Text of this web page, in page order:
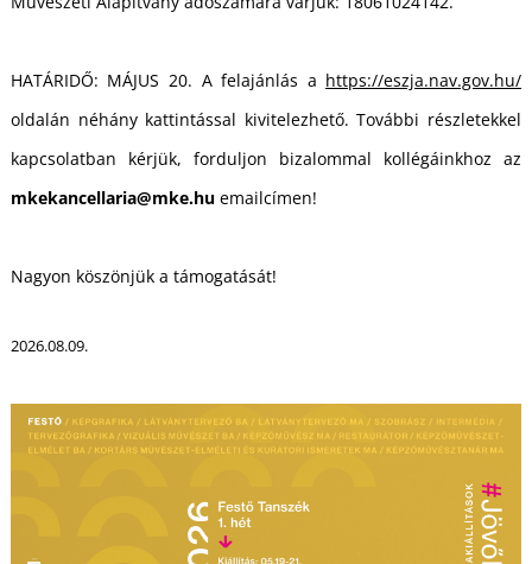
HATÁRIDŐ: MÁJUS 20. A felajánlás a https://eszja.nav.gov.hu/
oldalán néhány kattintással kivitelezhető. További részletekkel
kapcsolatban kérjük, forduljon bizalommal kollégáinkhoz az
mkekancellaria@mke.huemailcímen!
Nagyon köszönjük a támogatását!
2026.08.09.